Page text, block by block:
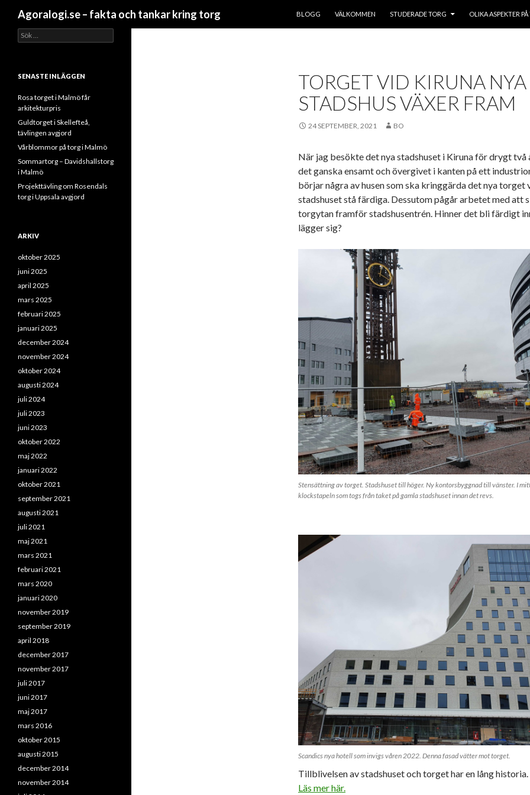
Agoralogi.se – fakta och tankar kring torg
BLOGG
VÄLKOMMEN STUDERADE TORG OLIKA ASPEKTER
TORGET VID KIRUNA NYA
STADSHUS VÄXER FRAM
24 SEPTEMBER, 2021 BO
När jag besökte det nya stadshuset i Kiruna för drygt två
det ganska ensamt och övergivet i kanten på ett
börjar några av husen som ska kringgärda det nya torget
stadshuset stå färdiga. Dessutom pågår arbetet med att
torgytan framför stadshusentrén. Hinner det bli färdigt
lägger sig?
Stensättning av torget. Stadshuset till höger. Ny kontorsbyggnad till vänster. I
klockstapeln som togs från taket på gamla stadshuset innan det revs.
Scandics nya hotell som invigs våren 2022. Denna fasad vätter mot torget.
Tillblivelsen av stadshuset och torget har en lång historia.
Läs mer här.
Sök efter:
SENASTE INLÄGGEN
Rosa torget i Malmö får
arkitekturpris
Guldtorget i Skellefteå,
tävlingen avgjord
Vårblommor på torg i Malmö
Sommartorg – Davidshallstorg
i Malmö
Projekttävling om Rosendals
torg i Uppsala avgjord
ARKIV
oktober 2025
juni 2025
april 2025
mars 2025
februari 2025
januari 2025
december 2024
november 2024
oktober 2024
augusti 2024
juli 2024
juli 2023
juni 2023
oktober 2022
maj 2022
januari 2022
oktober 2021
september 2021
augusti 2021
juli 2021
maj 2021
mars 2021
februari 2021
mars 2020
januari 2020
november 2019
september 2019
april 2018
december 2017
november 2017
juli 2017
juni 2017
maj 2017
mars 2016
oktober 2015
augusti 2015
december 2014
november 2014